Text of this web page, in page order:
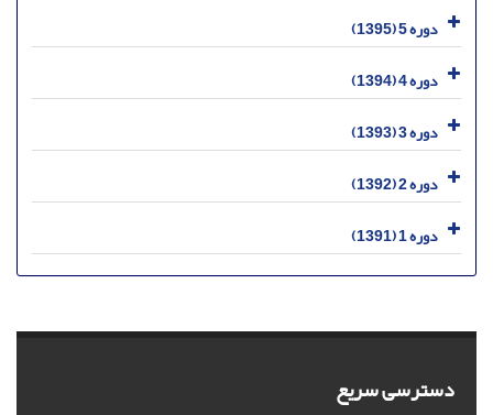
دوره 5 (1395)
دوره 4 (1394)
دوره 3 (1393)
دوره 2 (1392)
دوره 1 (1391)
دسترسی سریع